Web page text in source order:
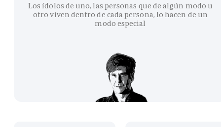
Los ídolos de uno, las personas que de algún modo u
otro viven dentro de cada persona, lo hacen de un
modo especial